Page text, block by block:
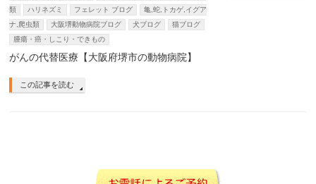
類
ハリネズミ フェレット ブログ
亀,蛇,トカゲ,イグア
ナ,爬虫類
大阪堺動物病院ブログ 犬ブログ
猫ブログ
腫瘍・癌・しこり・できもの
がんの代替医療【大阪府堺市の動物病院】
この記事を読む